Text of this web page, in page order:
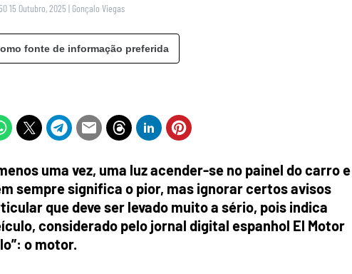
15 Outubro, 2025 | Gonçalo Viegas
fonte de informação preferida
uma vez, uma luz acender-se no painel do carro e
sempre significa o pior, mas ignorar certos avisos
que deve ser levado muito a sério, pois indica
considerado pelo jornal digital espanhol El Motor
o motor.